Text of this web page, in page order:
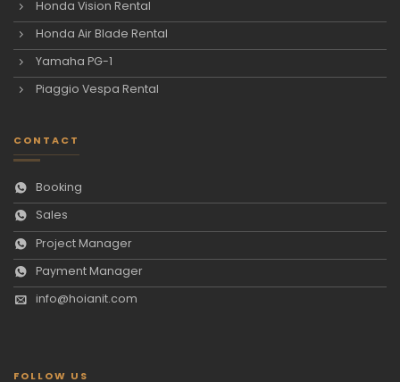
Honda Vision Rental
Honda Air Blade Rental
Yamaha PG-1
Piaggio Vespa Rental
CONTACT
Booking
Sales
Project Manager
Payment Manager
info@hoianit.com
FOLLOW US